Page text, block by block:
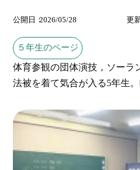
公開日 2026/05/28 更
５年生のページ
体育参観の団体演技，ソーラ
法被を着て気合が入る5年生